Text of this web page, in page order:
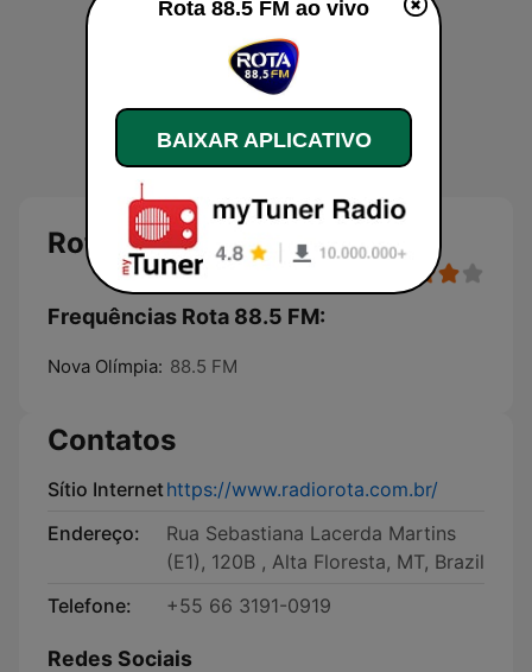
Rota 88.5 FM
Frequências Rota 88.5 FM:
Nova Olímpia: 88.5 FM
Contatos
Sítio Internethttps://www.radiorota.com.br/
Endereço:
Rua Sebastiana Lacerda Martins
(E1), 120B , Alta Floresta, MT, Brazil
Telefone:
+55 66 3191-0919
Redes Sociais
Rota 88.5 FM ao vivo
BAIXAR APLICATIVO